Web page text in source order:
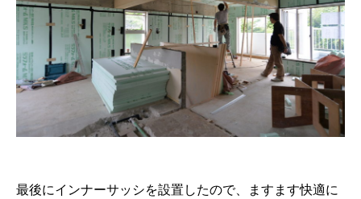
最後にインナーサッシを設置したので、ますます快適に